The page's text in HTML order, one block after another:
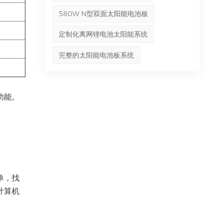
580W N型双面太阳能电池板
定制化离网锂电池太阳能系统
完整的太阳能电池板系统
。
，找
算机